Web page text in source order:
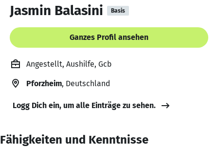
Jasmin Balasini Basis
Ganzes Profil ansehen
Angestellt, Aushilfe, Gcb
Pforzheim, Deutschland
Logg Dich ein, um alle Einträge zu sehen.
Fähigkeiten und Kenntnisse